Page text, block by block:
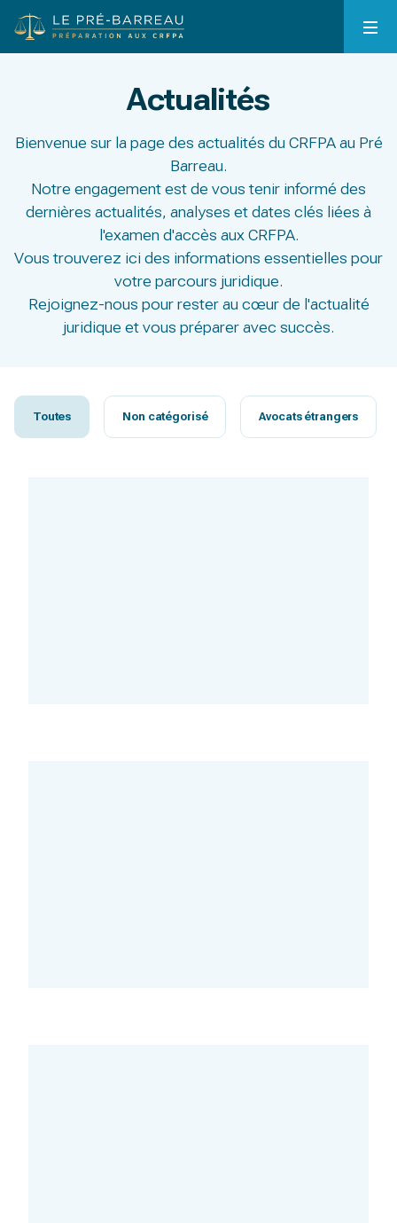
Actualités
Bienvenue sur la page des actualités du CRFPA au Pré
Barreau.
Notre engagement est de vous tenir informé des
dernières actualités, analyses et dates clés liées à
l'examen d'accès aux CRFPA.
Vous trouverez ici des informations essentielles pour
votre parcours juridique.
Rejoignez-nous pour rester au cœur de l'actualité
juridique et vous préparer avec succès.
Toutes Non catégorisé Avocats étrangers